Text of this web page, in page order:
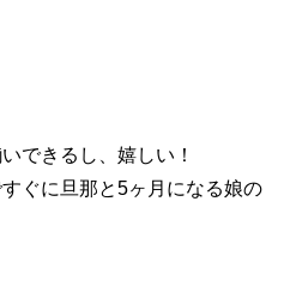
できるし、嬉しい！
ぐに旦那と5ヶ月になる娘の